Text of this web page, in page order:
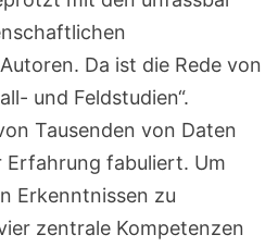
Da ist die Rede von
und Feldstudien“.
Tausenden von Daten
Erfahrung fabuliert. Um
Erkenntnissen zu
zentrale Kompetenzen